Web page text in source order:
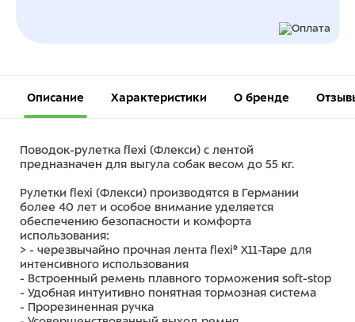
Описание Характеристики О бренде
Поводок-рулетка flexi (Флекси) с лентой
предназначен для выгула собак весом до 55 кг.
Рулетки flexi (Флекси) производятся в Германии
более 40 лет и особое внимание уделяется
обеспечению безопасности и комфорта
использования:
> - черезвычайно прочная лента flexi® X11-Tape для
интенсивного использования
- Встроенный ремень плавного торможения soft-stop
- Удобная интуитивно понятная тормозная система
- Прорезиненная ручка